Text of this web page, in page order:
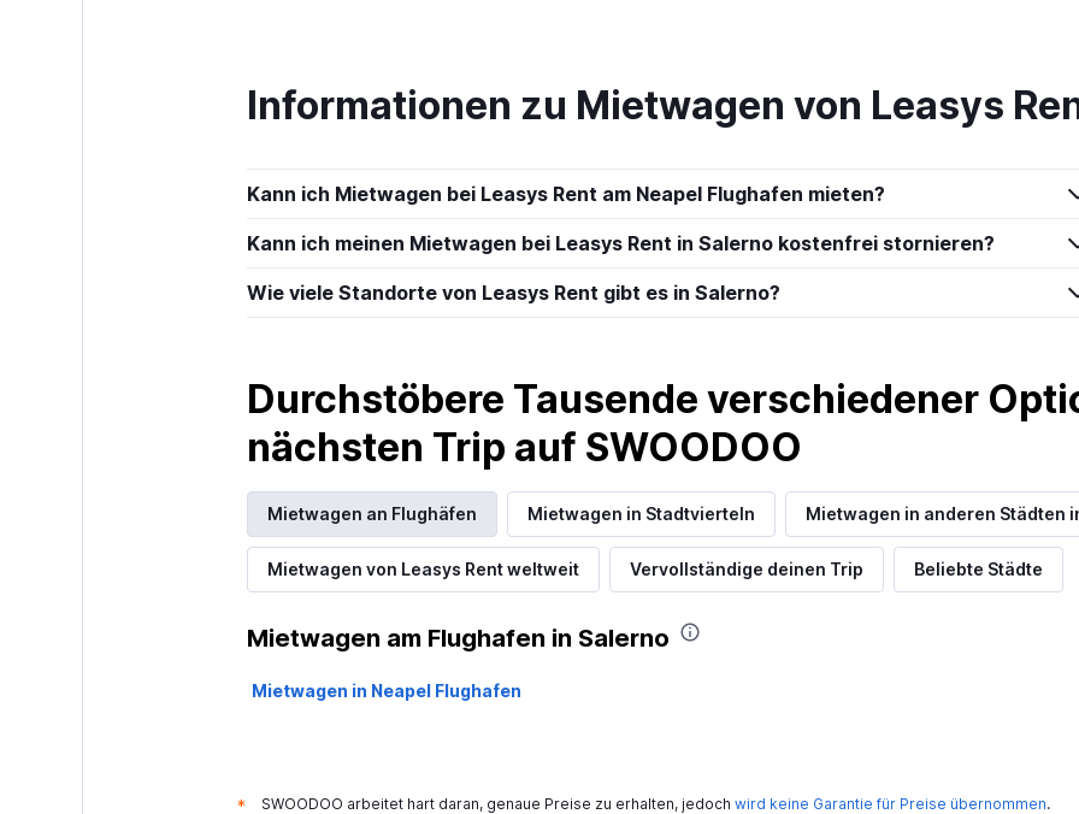
Informationen zu Mietwagen von Leasys
Kann ich Mietwagen bei Leasys Rent am Neapel Flughafen mieten?
Kann ich meinen Mietwagen bei Leasys Rent in Salerno kostenfrei stornieren?
Wie viele Standorte von Leasys Rent gibt es in Salerno?
Durchstöbere Tausende verschiedener
nächsten Trip auf SWOODOO
Mietwagen an Flughäfen Mietwagen in Stadtvierteln Mietwagen in anderen Städten
Mietwagen von Leasys Rent weltweit Vervollständige deinen Trip Beliebte Städte
Mietwagen am Flughafen in Salerno
Mietwagen in Neapel Flughafen
* SWOODOO arbeitet hart daran, genaue Preise zu erhalten, jedoch wird keine Garantie für Preise übernommen.